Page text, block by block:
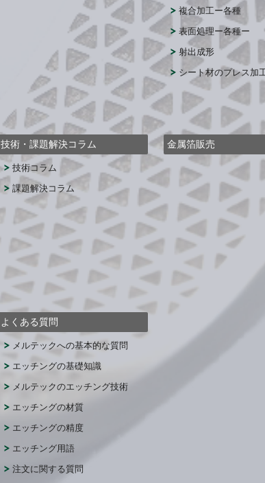
複合加工ー各種
表面処理ー各種ー
射出成形
シート材のプレス加
技術・課題解決コラム
技術コラム
課題解決コラム
金属箔販売
よくある質問
メルテックへの基本的な質問
エッチングの基礎知識
メルテックのエッチング技術
エッチングの材質
エッチングの精度
エッチング用語
注文に関する質問